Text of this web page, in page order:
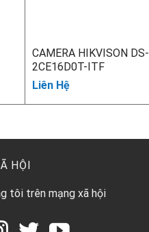
CAMERA HIKVISON DS-
2CE16D0T-ITF
Liên Hệ
HỘI
tôi trên mạng xã hội